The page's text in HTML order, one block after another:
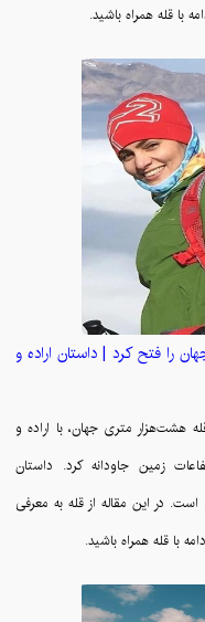
با قله همراه باشید.
را فتح کرد | داستان اراده و
حسامی‌فرد، نخستین بانوی ایرانی فاتح ۱۴ قله هشت‌هزار متری جهان، با اراده و
زمین جاودانه کرد. داستان
است. در این مقاله از قله به معرفی
با قله همراه باشید.